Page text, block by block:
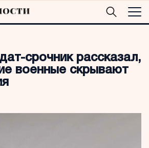
срочник рассказал,
военные скрывают